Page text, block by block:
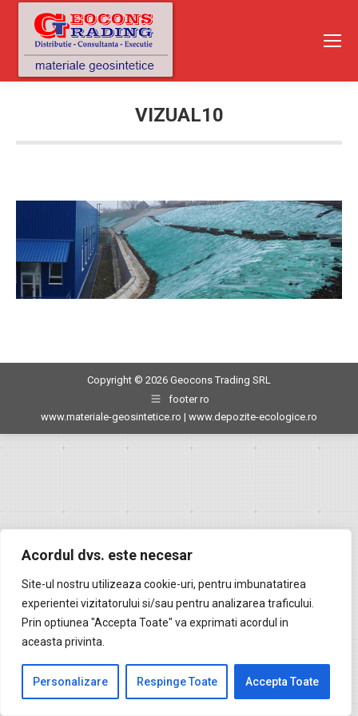
Acordul dvs. este necesar
Site-ul nostru utilizeaza cookie-uri, pentru imbunatatirea
experientei vizitatorului si/sau pentru analizarea traficului.
Prin optiunea "Accepta Toate" va exprimati acordul in
aceasta privinta.
Personalizare Respinge Toate Accepta Toate
VIZUAL10
Copyright © 2026 Geocons Trading SRL
footer ro
www.materiale-geosintetice.ro | www.depozite-ecologice.ro